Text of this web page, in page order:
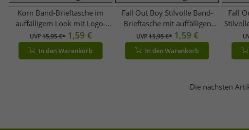
Korn Band-Brieftasche im
auffälligem Look mit Logo-
Schriftzug Portemonnaie
GW108435KRN Silber
UVP15,95 €* 1,59 €
In den Warenkorb
Fall Out Boy Stilvolle Band-
Brieftasche mit auffälligen
Motiv Gothic-Style
Portemonnaie FW108967FOB
Schwarz/Grün
UVP15,95 €* 1,59 €
In den Warenkorb
Fall
Die nächsten